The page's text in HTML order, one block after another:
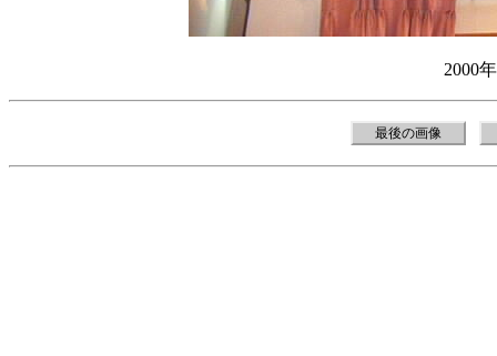
2000
最後の画像